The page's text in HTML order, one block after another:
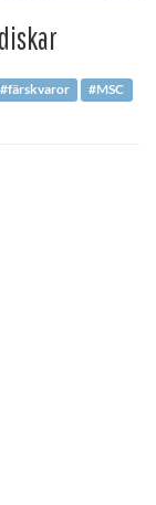
#färskvaror #MSC